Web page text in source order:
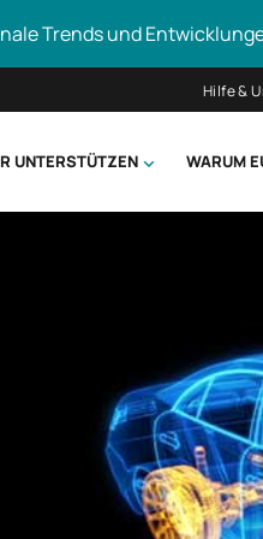
Trends und
Hilfe &
UNTERSTÜTZEN WARUM